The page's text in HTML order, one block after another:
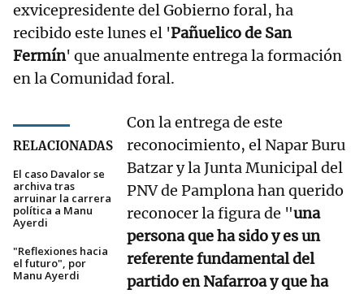
exvicepresidente del Gobierno foral, ha
recibido este lunes el 'Pañuelico de San
Fermín' que anualmente entrega la formación
en la Comunidad foral.
RELACIONADAS
El caso Davalor se
archiva tras
arruinar la carrera
política a Manu
Ayerdi
"Reflexiones hacia
el futuro", por
Manu Ayerdi
Con la entrega de este
reconocimiento, el Napar Buru
Batzar y la Junta Municipal del
PNV de Pamplona han querido
reconocer la figura de "una
persona que ha sido y es un
referente fundamental del
partido en Nafarroa y que ha